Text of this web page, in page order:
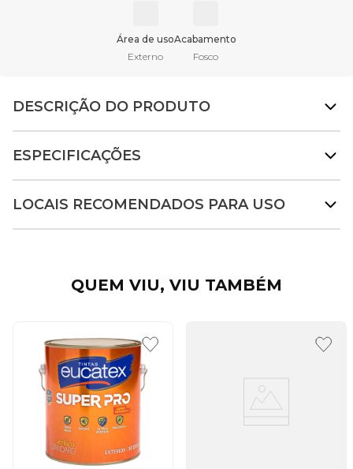
Área de uso
Externo
Acabamento
Fosco
DESCRIÇÃO DO PRODUTO
ESPECIFICAÇÕES
LOCAIS RECOMENDADOS PARA USO
QUEM VIU, VIU TAMBÉM